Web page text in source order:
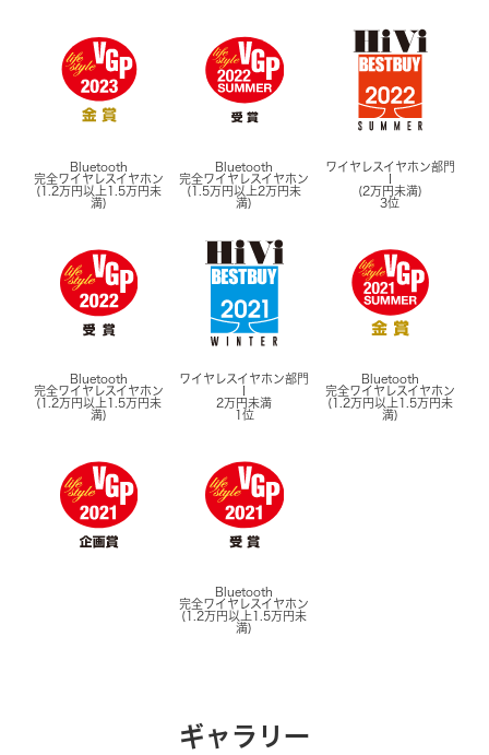
Bluetooth
完全ワイヤレスイヤホン
(1.2万円以上1.5万円未
満)
Bluetooth
完全ワイヤレスイヤホン
(1.5万円以上2万円未
満)
ワイヤレスイヤホン部門
Ⅰ
(2万円未満)
3位
Bluetooth
完全ワイヤレスイヤホン
(1.2万円以上1.5万円未
満)
ワイヤレスイヤホン部門
2万円未満
1位
Bluetooth
完全ワイヤレスイヤホン
(1.2万円以上1.5万円未
満)
Bluetooth
完全ワイヤレスイヤホン
(1.2万円以上1.5万円未
満)
ギャラリー